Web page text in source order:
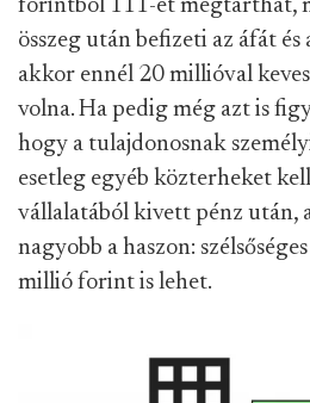
forintból 111-et megtarthat,
összeg után befizeti az áfát és
akkor ennél 20 millióval
volna. Ha pedig még azt is
hogy a tulajdonosnak
esetleg egyéb közterheket
vállalatából kivett pénz után,
nagyobb a haszon:
millió forint is lehet.